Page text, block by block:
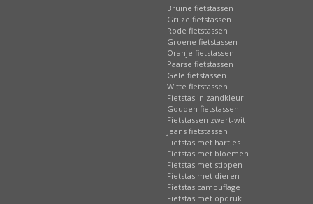
Bruine fietstassen
Grijze fietstassen
Rode fietstassen
Groene fietstassen
Oranje fietstassen
Paarse fietstassen
Gele fietstassen
Witte fietstassen
Fietstas in zandkleur
Gouden fietstassen
Fietstassen zwart-wit
Jeans fietstassen
Fietstas met hartjes
Fietstas met bloemen
Fietstas met stippen
Fietstas met dieren
Fietstas camouflage
Fietstas met opdruk